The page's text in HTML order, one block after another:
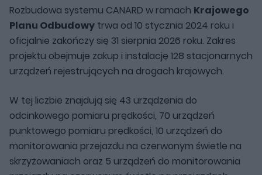
Rozbudowa systemu CANARD w ramach Krajowego
Planu Odbudowy trwa od 10 stycznia 2024 roku i
oficjalnie zakończy się 31 sierpnia 2026 roku. Zakres
projektu obejmuje zakup i instalację 128 stacjonarnych
urządzeń rejestrujących na drogach krajowych.
W tej liczbie znajdują się 43 urządzenia do
odcinkowego pomiaru prędkości, 70 urządzeń
punktowego pomiaru prędkości, 10 urządzeń do
monitorowania przejazdu na czerwonym świetle na
skrzyżowaniach oraz 5 urządzeń do monitorowania